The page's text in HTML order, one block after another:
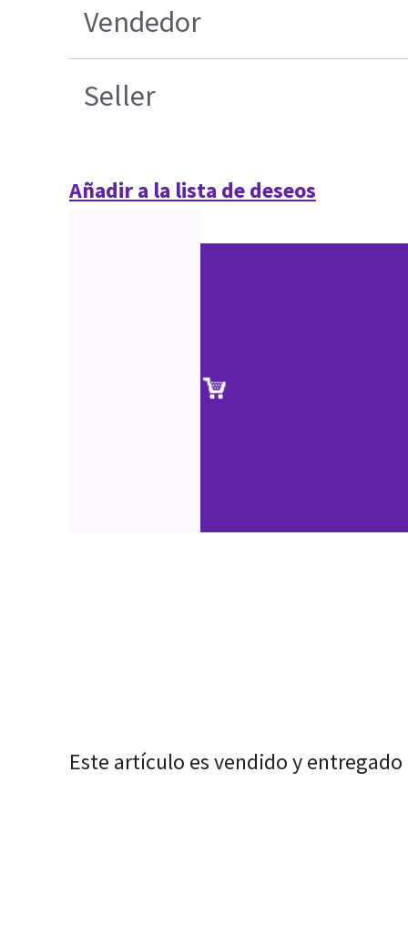
Vendedor
Seller
Añadir a la lista de deseos
Este artículo es vendido y entregado